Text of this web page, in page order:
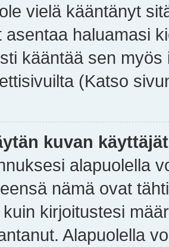
vielä kääntänyt
asentaa haluamasi
kääntää sen
(Katso
kuvan
alapuolella
nämä ovat
kirjoitustesi
Alapuolella